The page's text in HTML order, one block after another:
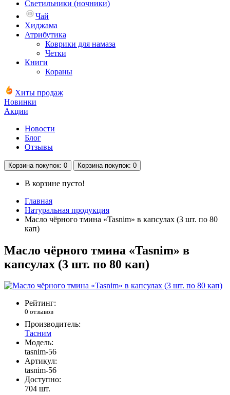
Светильники (ночники)
Чай
Хиджама
Атрибутика
Коврики для намаза
Четки
Книги
Кораны
Хиты продаж
Новинки
Акции
Новости
Блог
Отзывы
Корзина покупок: 0 Корзина покупок: 0
В корзине пусто!
Главная
Натуральная продукция
Масло чёрного тмина «Tasnim» в капсулах (3 шт. по 80
кап)
Масло чёрного тмина «Tasnim» в
капсулах (3 шт. по 80 кап)
Рейтинг:
0 отзывов
Производитель:
Тасним
Модель:
tasnim-56
Артикул:
tasnim-56
Доступно:
704 шт.